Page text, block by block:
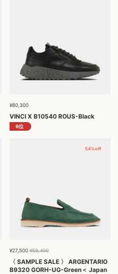
¥80,300
VINCI X B10540 ROUS-Black
¥27,500 ¥59,400
〈 SAMPLE SALE 〉 ARGENTARIO
B9320 GORH-UG-Green＜ Japan
54%off